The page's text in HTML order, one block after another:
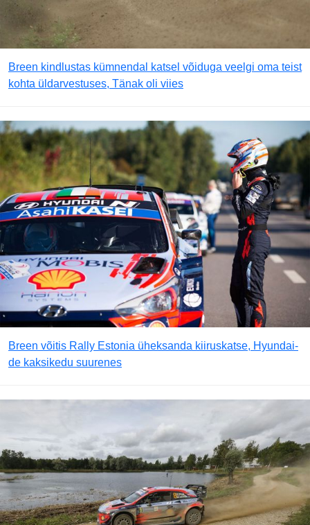
Breen kindlustas kümnendal katsel võiduga veelgi oma teist
kohta üldarvestuses, Tänak oli viies
Breen võitis Rally Estonia üheksanda kiiruskatse, Hyundai-
de kaksikedu suurenes